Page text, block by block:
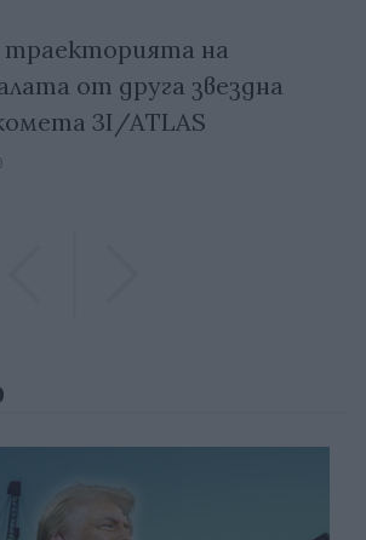
на
от друга звездна
3I/ATLAS